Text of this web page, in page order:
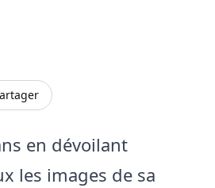
en dévoilant
les images de sa